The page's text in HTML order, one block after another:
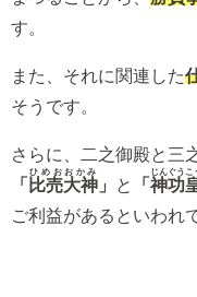
す。
また、それに関連した
そうです。
さらに、二之御殿と三
「 比売大神
ひめおおかみ
」 と 「 神功
じんぐうこ
ご利益があるといわれ